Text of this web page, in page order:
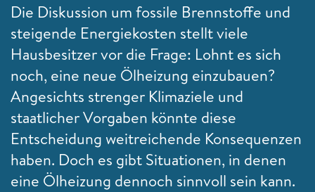
Die Diskussion um fossile Brennstoffe und
steigende Energiekosten stellt viele
Hausbesitzer vor die Frage: Lohnt es sich
noch, eine neue Ölheizung einzubauen?
Angesichts strenger Klimaziele und
staatlicher Vorgaben könnte diese
Entscheidung weitreichende Konsequenzen
haben. Doch es gibt Situationen, in denen
eine Ölheizung dennoch sinnvoll sein kann.